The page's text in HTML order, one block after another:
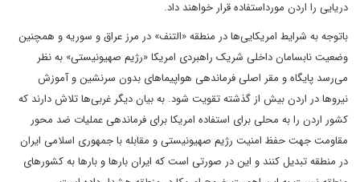
دریایی را اردن مورداستفاده قرار خواهند داد.
باتوجه‌ به شرایط امریکایی‌ها در منطقه «التنف» در مرز عراق و سوریه و همچنین
وضعیت نابسامان داخلی شریک راهبردی امریکا «رژیم صهیونیستی» به نظر
می‌رسد پایگاه و مقر اصلی فرماندهی هواپیماهای بدون سرنشین و آموزش
نیروها در اردن بیش از گذشته تقویت شود. به بیان دیگر غربی‌ها تلاش دارند که
کشور اردن را به محلی برای استفاده امریکا برای فرماندهی عملیات ضد محور
مقاومت جهت حفظ امنیت رژیم صهیونیستی و مقابله با جمهوری اسلامی ایران
در منطقه تبدیل کنند و این در صورتی است که ایران بارها و بارها به کشورهای